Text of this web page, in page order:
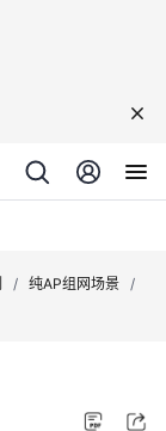
/ 纯AP组网场景 /